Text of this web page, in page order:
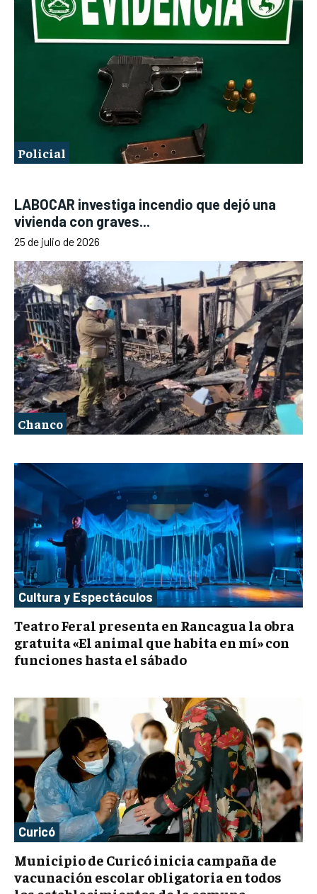
Policial
LABOCAR investiga incendio que dejó una
vivienda con graves...
25 de julio de 2026
Chanco
Cultura y Espectáculos
Teatro Feral presenta en Rancagua la obra
gratuita «El animal que habita en mí» con
funciones hasta el sábado
Curicó
Municipio de Curicó inicia campaña de
vacunación escolar obligatoria en todos